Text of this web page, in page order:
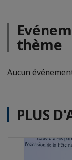
thème
Aucun
PLUS